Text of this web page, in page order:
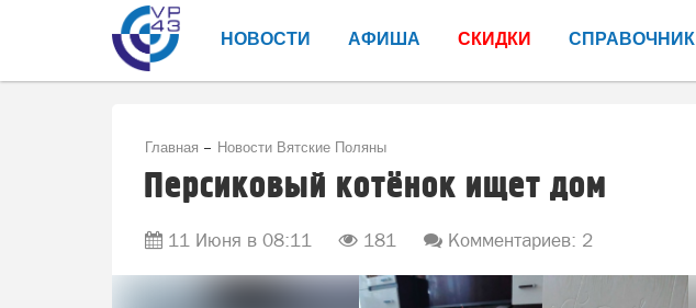
НОВОСТИ АФИША СКИДКИ СПРАВОЧНИК
Главная Новости Вятские Поляны
Персиковый котёнок ищет дом
11 Июня в 08:11 181 Комментариев: 2